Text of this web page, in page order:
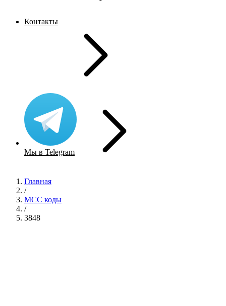
Контакты
Мы в Telegram
Главная
/
MCC коды
/
3848